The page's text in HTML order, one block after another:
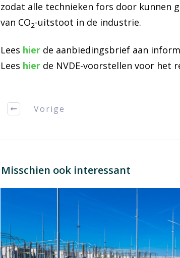
zodat alle technieken fors door kunnen
van CO2-uitstoot in de industrie.
Lees hier de aanbiedingsbrief aan
Lees hier de NVDE-voorstellen voor het
Vorige
Misschien ook interessant